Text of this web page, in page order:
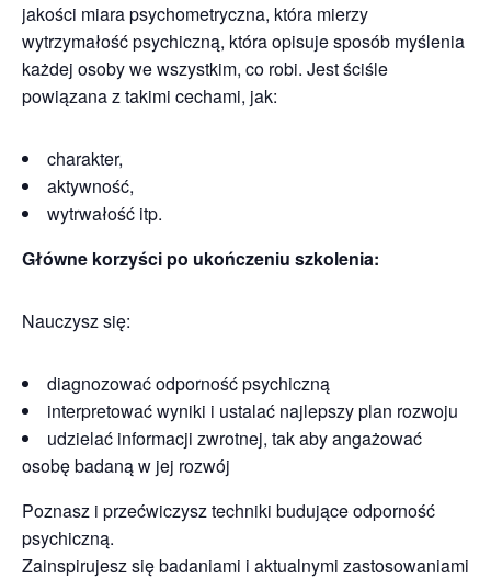
jakości miara psychometryczna, która mierzy
wytrzymałość psychiczną, która opisuje sposób myślenia
każdej osoby we wszystkim, co robi. Jest ściśle
powiązana z takimi cechami, jak:
charakter,
aktywność,
wytrwałość itp.
Główne korzyści po ukończeniu szkolenia:
Nauczysz się:
diagnozować odporność psychiczną
interpretować wyniki i ustalać najlepszy plan rozwoju
udzielać informacji zwrotnej, tak aby angażować
osobę badaną w jej rozwój
Poznasz i przećwiczysz techniki budujące odporność
psychiczną.
Zainspirujesz się badaniami i aktualnymi zastosowaniami